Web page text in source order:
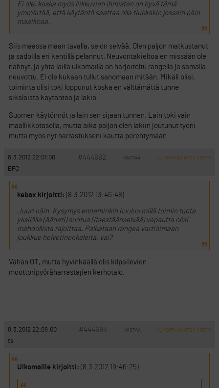
Ei ole, koska myös liikkuvien ihmisten on hyvä tämä
ymmärtää, että käytäntö saattaa olla tiukkakin jossain päin
maailmaa.
Siis maassa maan tavalla, se on selvää. Olen paljon matkustanut
ja sadoilla eri kentillä pelannut. Neuvontakieltoa en missään ole
nähnyt, ja yhtä lailla ulkomailla on harjoiteltu rangella ja samalla
neuvottu. Ei ole kukaan tullut sanomaan mitään. Mikäli olisi,
toiminta olisi toki loppunut koska en välttämättä tunne
sikäläistä käytäntöä ja lakia.
Suomen käytönnöt ja lain sen sijaan tunnen. Lain toki vain
maallikkotasolla, mutta aika paljon olen lakiin joutunut työni
mutta myös nyt harrastukseni kautta perehtymään.
8.3.2012 22:01:00 #444682 VASTAA ILMOITA ASIATON VIESTI
EFC
kebax kirjoitti: (8.3.2012 13:46:48)
Juuri näin. Kysymys enneminkin kuuluu millä toimin tuota
yksilölle (ääneti) suotua (itsestäänselvää) vapautta olisi
mahdollista rajoittaa. Palkataan rangea vartioimaan
joukkue helvetinenkeleitä, vai?
Vähän OT, mutta hyvinkäällä olis kilpailevien
moottoripyöräharrastajien kerhotalo.
8.3.2012 22:09:00 #444683 VASTAA ILMOITA ASIATON VIESTI
ts
Ulkomaille kirjoitti: (8.3.2012 19:46:25)